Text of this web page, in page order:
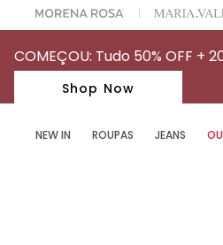
ESCOLHER SEU LOOK? FALE COM
COMEÇOU: Tudo 50% OFF +
Shop Now
NEW IN ROUPAS JEANS